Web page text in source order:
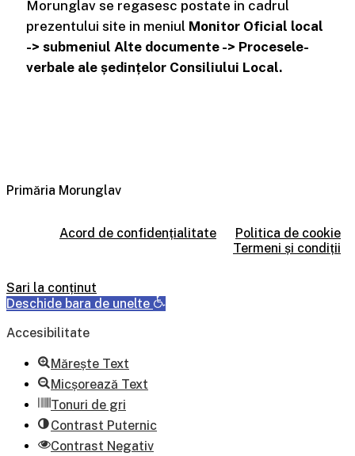
Morunglav se regasesc postate in cadrul
prezentului site in meniul Monitor Oficial local
-> submeniul Alte documente -> Procesele-
verbale ale ședințelor Consiliului Local.
Primăria Morunglav
Acord de confidențialitate
Politica de cookie
Termeni și condiții
Sari la conținut
Deschide bara de unelte
Accesibilitate
Mărește Text
Micșorează Text
Tonuri de gri
Contrast Puternic
Contrast Negativ